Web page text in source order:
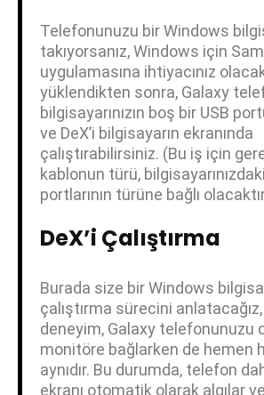
Telefonunuzu bir Windows
takıyorsanız, Windows için
uygulamasına ihtiyacınız
yüklendikten sonra, Galaxy
bilgisayarınızın boş bir USB
ve DeX’i bilgisayarın ekranında
çalıştırabilirsiniz. (Bu iş için
kablonun türü,
portlarının türüne bağlı
DeX’i Çalıştırma
Burada size bir Windows
çalıştırma sürecini
deneyim, Galaxy telefonunuzu
monitöre bağlarken de hemen
aynıdır. Bu durumda, telefon
ekranı otomatik olarak algılar